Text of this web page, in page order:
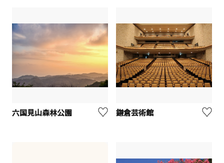
六国見山森林公園 鎌倉芸術館